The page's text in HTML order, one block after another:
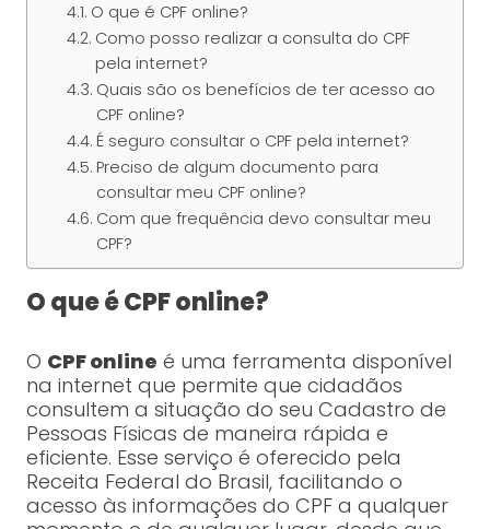
O que é CPF online?
Como posso realizar a consulta do CPF
pela internet?
Quais são os benefícios de ter acesso ao
CPF online?
É seguro consultar o CPF pela internet?
Preciso de algum documento para
consultar meu CPF online?
Com que frequência devo consultar meu
CPF?
O que é CPF online?
O CPF online é uma ferramenta disponível
na internet que permite que cidadãos
consultem a situação do seu Cadastro de
Pessoas Físicas de maneira rápida e
eficiente. Esse serviço é oferecido pela
Receita Federal do Brasil, facilitando o
acesso às informações do CPF a qualquer